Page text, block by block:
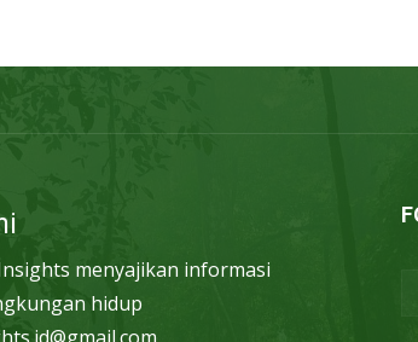
menyajikan informasi
hidup